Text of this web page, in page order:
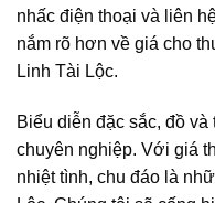
nhấc điện thoại và liên
nắm rõ hơn về giá cho
Linh Tài Lộc.
Biểu diễn đặc sắc, đồ
chuyên nghiệp. Với giá
nhiệt tình, chu đáo là